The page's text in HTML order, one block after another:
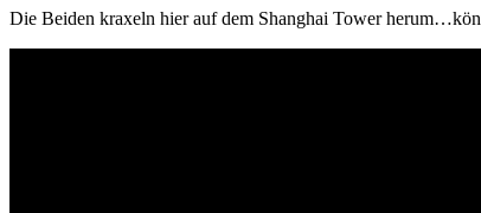
Die Beiden kraxeln hier auf dem Shanghai Tower